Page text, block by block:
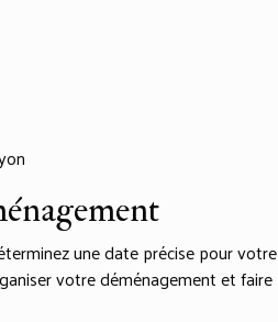
une date précise pour votre
votre déménagement et faire